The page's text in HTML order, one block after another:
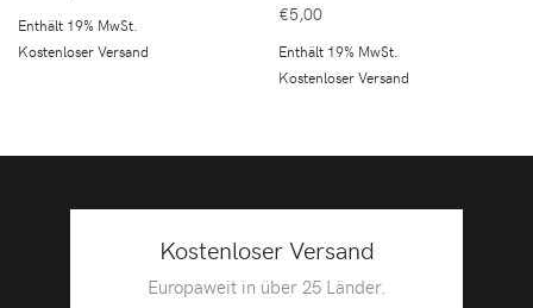
Enthält 19% MwSt.
Kostenloser Versand
€5,00
Enthält 19% MwSt.
Kostenloser Versand
Kostenloser Versand
Europaweit in über 25 Länder.